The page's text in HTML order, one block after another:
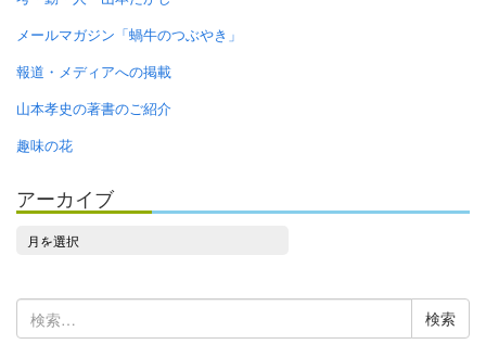
メールマガジン「蝸牛のつぶやき」
報道・メディアへの掲載
山本孝史の著書のご紹介
趣味の花
アーカイブ
カ
索: